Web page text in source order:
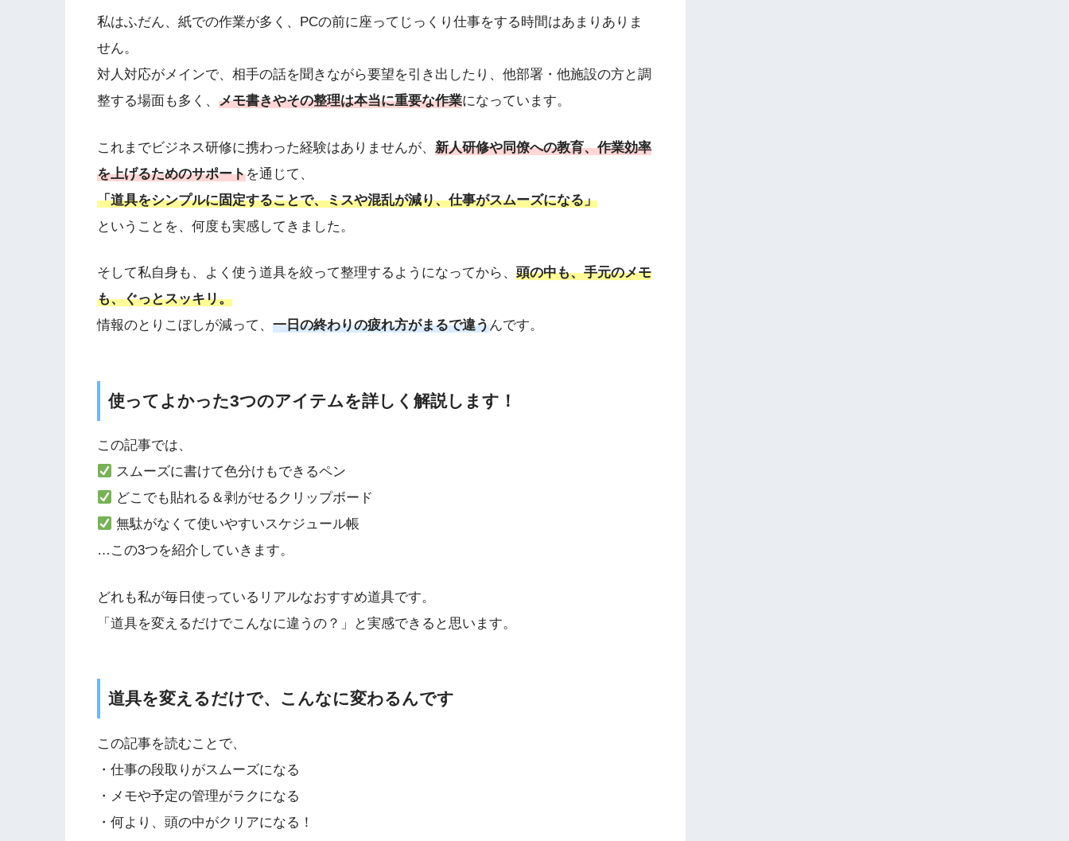
私はふだん、紙での作業が多く、PCの前に座ってじっくり仕事をする時間はあまりありま
せん。
対人対応がメインで、相手の話を聞きながら要望を引き出したり、他部署・他施設の方と調
整する場面も多く、 メモ書きやその整理は本当に重要な作業になっています。
これまでビジネス研修に携わった経験はありませんが、 新人研修や同僚への教育、作業効率
を上げるためのサポートを通じて、
「道具をシンプルに固定することで、ミスや混乱が減り、仕事がスムーズになる」
ということを、何度も実感してきました。
そして私自身も、よく使う道具を絞って整理するようになってから、 頭の中も、手元のメモ
も、ぐっとスッキリ。
情報のとりこぼしが減って、 一日の終わりの疲れ方がまるで違うんです。
使ってよかった3つのアイテムを詳しく解説します！
この記事では、
スムーズに書けて色分けもできるペン
どこでも貼れる＆剥がせるクリップボード
無駄がなくて使いやすいスケジュール帳
…この3つを紹介していきます。
どれも私が毎日使っているリアルなおすすめ道具です。
「道具を変えるだけでこんなに違うの？」と実感できると思います。
道具を変えるだけで、こんなに変わるんです
この記事を読むことで、
・仕事の段取りがスムーズになる
・メモや予定の管理がラクになる
・何より、頭の中がクリアになる！